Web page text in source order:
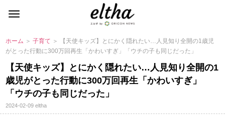
ホーム ＞子育て ＞ 【天使キッズ】とにかく隠れたい…人見知り全開の1歳児
がとった行動に300万回再生「かわいすぎ」「ウチの子も同じだった」
【天使キッズ】とにかく隠れたい…人見知り全開の1
歳児がとった行動に300万回再生「かわいすぎ」
「ウチの子も同じだった」
2024-02-09eltha